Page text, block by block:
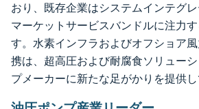
おり、既存企業はシステムインテグ
マーケットサービスバンドルに注力
す。水素インフラおよびオフショア
携は、超高圧および耐腐食ソリュー
プメーカーに新たな足がかりを提供し